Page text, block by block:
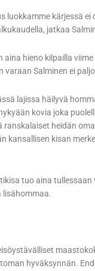
luokkamme kärjessä ei
jatkaa
aina hieno kilpailla
Salminen ei
lajissa häilyvä
kovia joka
ranskalaiset heidän
kansallisen kisan
tuo aina tullessaan
lisähommaa.
hyväksynnän.